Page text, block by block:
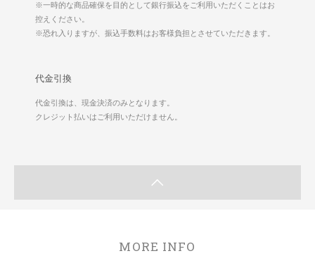
※一時的な商品確保を目的として銀行振込をご利用いただくことはお
控えください。
※恐れ入りますが、振込手数料はお客様負担とさせていただきます。
代金引換
代金引換は、現金決済のみとなります。
クレジット払いはご利用いただけません。
MORE INFO